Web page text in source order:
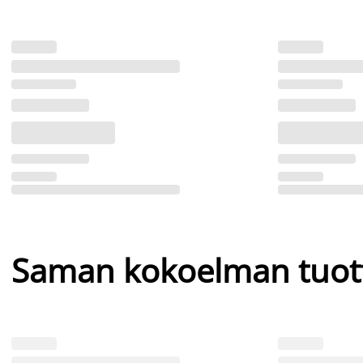
Saman kokoelman